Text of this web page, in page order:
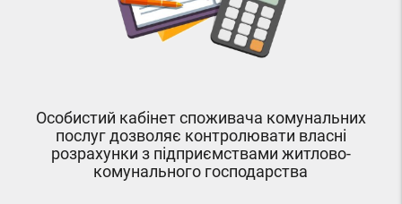
Особистий кабінет споживача комунальних
послуг дозволяє контролювати власні
розрахунки з підприємствами житлово-
комунального господарства